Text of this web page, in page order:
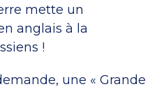
mette un
anglais à la
!
une « Grande